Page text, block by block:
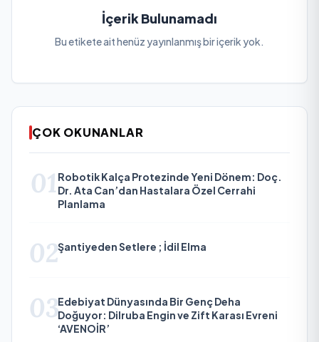
İçerik Bulunamadı
Bu etikete ait henüz yayınlanmış bir içerik yok.
ÇOK OKUNANLAR
01 Robotik Kalça Protezinde Yeni Dönem: Doç.
Dr. Ata Can’dan Hastalara Özel Cerrahi
Planlama
02Şantiyeden Setlere ; İdil Elma
03Edebiyat Dünyasında Bir Genç Deha
Doğuyor: Dilruba Engin ve Zift Karası Evreni
‘AVENOİR’